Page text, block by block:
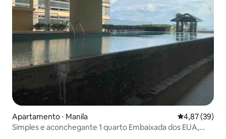
Apartamento ⋅ Manila 4,87 de uma
4,87 (39)
Simples e aconchegante 1 quarto Embaixada dos EUA,